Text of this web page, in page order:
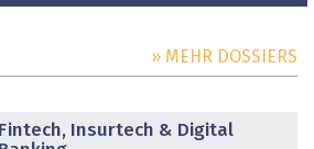
» MEHR DOSSIERS
Fintech, Insurtech & Digital